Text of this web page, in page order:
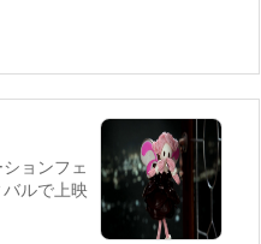
ョンフェ
バルで上映